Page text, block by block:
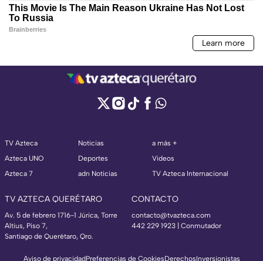
TV Azteca
Azteca UNO
Azteca 7
Noticias
Deportes
adn Noticias
a más +
Videos
TV Azteca Internacional
TV AZTECA QUERÉTARO
Av. 5 de febrero 1716-1 Júrica, Torre
Altius, Piso 7,
Santiago de Querétaro, Qro.
CONTACTO
contacto@tvazteca.com
442 229 1923 | Conmutador
Aviso de privacidadPreferencias de CookiesDerechosInversionistas